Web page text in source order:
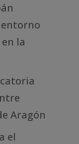
entorno
la
Aragón
el